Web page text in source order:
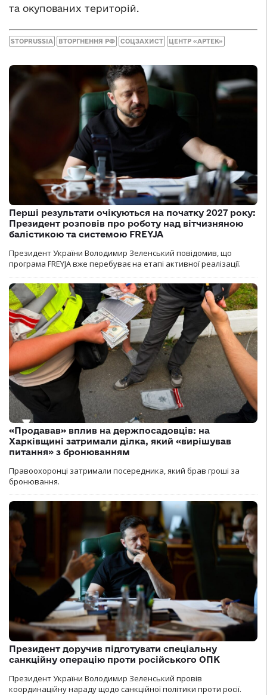
та окупованих територій.
STOPRUSSIA ВТОРГНЕННЯ РФ СОЦЗАХИСТ ЦЕНТР «АРТЕК»
Перші результати очікуються на початку 2027 року:
Президент розповів про роботу над вітчизняною
балістикою та системою FREYJA
Президент України Володимир Зеленський повідомив, що
програма FREYJA вже перебуває на етапі активної реалізації.
«Продавав» вплив на держпосадовців: на
Харківщині затримали ділка, який «вирішував
питання» з бронюванням
Правоохоронці затримали посередника, який брав гроші за
бронювання.
Президент доручив підготувати спеціальну
санкційну операцію проти російського ОПК
Президент України Володимир Зеленський провів
координаційну нараду щодо санкційної політики проти росії.